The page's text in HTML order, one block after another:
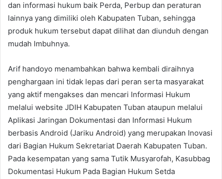
dan informasi hukum baik Perda, Perbup dan peraturan
lainnya yang dimiliki oleh Kabupaten Tuban, sehingga
produk hukum tersebut dapat dilihat dan diunduh dengan
mudah Imbuhnya.
Arif handoyo menambahkan bahwa kembali diraihnya
penghargaan ini tidak lepas dari peran serta masyarakat
yang aktif mengakses dan mencari Informasi Hukum
melalui website JDIH Kabupaten Tuban ataupun melalui
Aplikasi Jaringan Dokumentasi dan Informasi Hukum
berbasis Android (Jariku Android) yang merupakan Inovasi
dari Bagian Hukum Sekretariat Daerah Kabupaten Tuban.
Pada kesempatan yang sama Tutik Musyarofah, Kasubbag
Dokumentasi Hukum Pada Bagian Hukum Setda